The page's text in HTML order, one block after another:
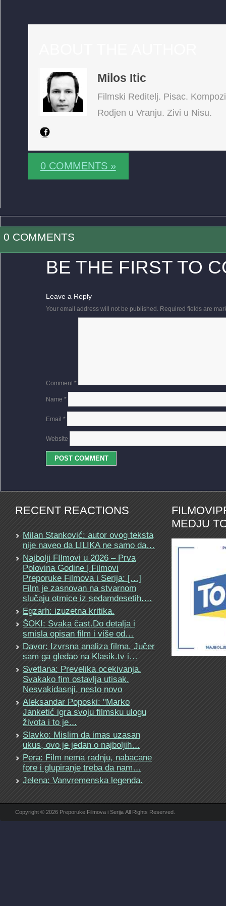
Milos Itic
Filmski Reditelj. Pisac.
Rodjen u Vranju. Zivi u Nisu.
0 COMMENTS »
0 COMMENTS
BE THE FIRST TO
Leave a Reply
Your email address will not be published. Required fields are
Comment *
Name *
Email *
Website
RECENT REACTIONS
Milan Stanković: autor ovog teksta
nije naveo da LILIKA ne samo da…
Najbolji FIlmovi u 2026 – Prva
Polovina Godine | Filmovi
Preporuke Filmova i Serija: […]
Film je zasnovan na stvarnom
slučaju otmice iz sedamdesetih.…
Egzarh: izuzetna kritika.
ŠOKI: Svaka čast.Do detalja i
smisla opisan film i više od…
Davor: Izvrsna analiza filma. Jučer
sam ga gledao na Klasik.tv i…
Svetlana: Prevelika ocekivanja.
Svakako fim ostavlja utisak.
Nesvakidasnji, nesto novo
Aleksandar Poposki: "Marko
Janketić igra svoju filmsku ulogu
života i to je…
Slavko: Mislim da imas uzasan
ukus, ovo je jedan o najboljih…
Pera: Film nema radnju, nabacane
fore i glupiranje treba da nam…
Jelena: Vanvremenska legenda.
MEDJU
Copyright © 2026 Preporuke Filmova i Serija All Rights Reserved.